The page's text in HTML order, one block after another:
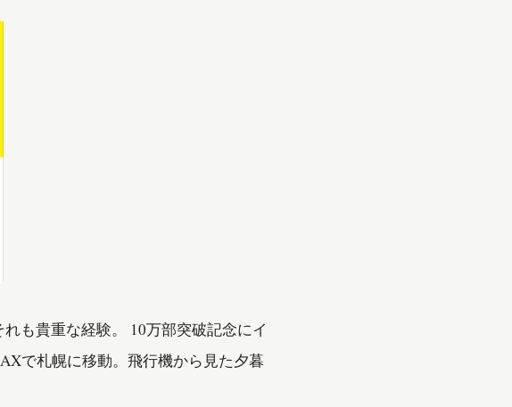
も貴重な経験。 10万部突破記念にイ
で札幌に移動。飛行機から見た夕暮